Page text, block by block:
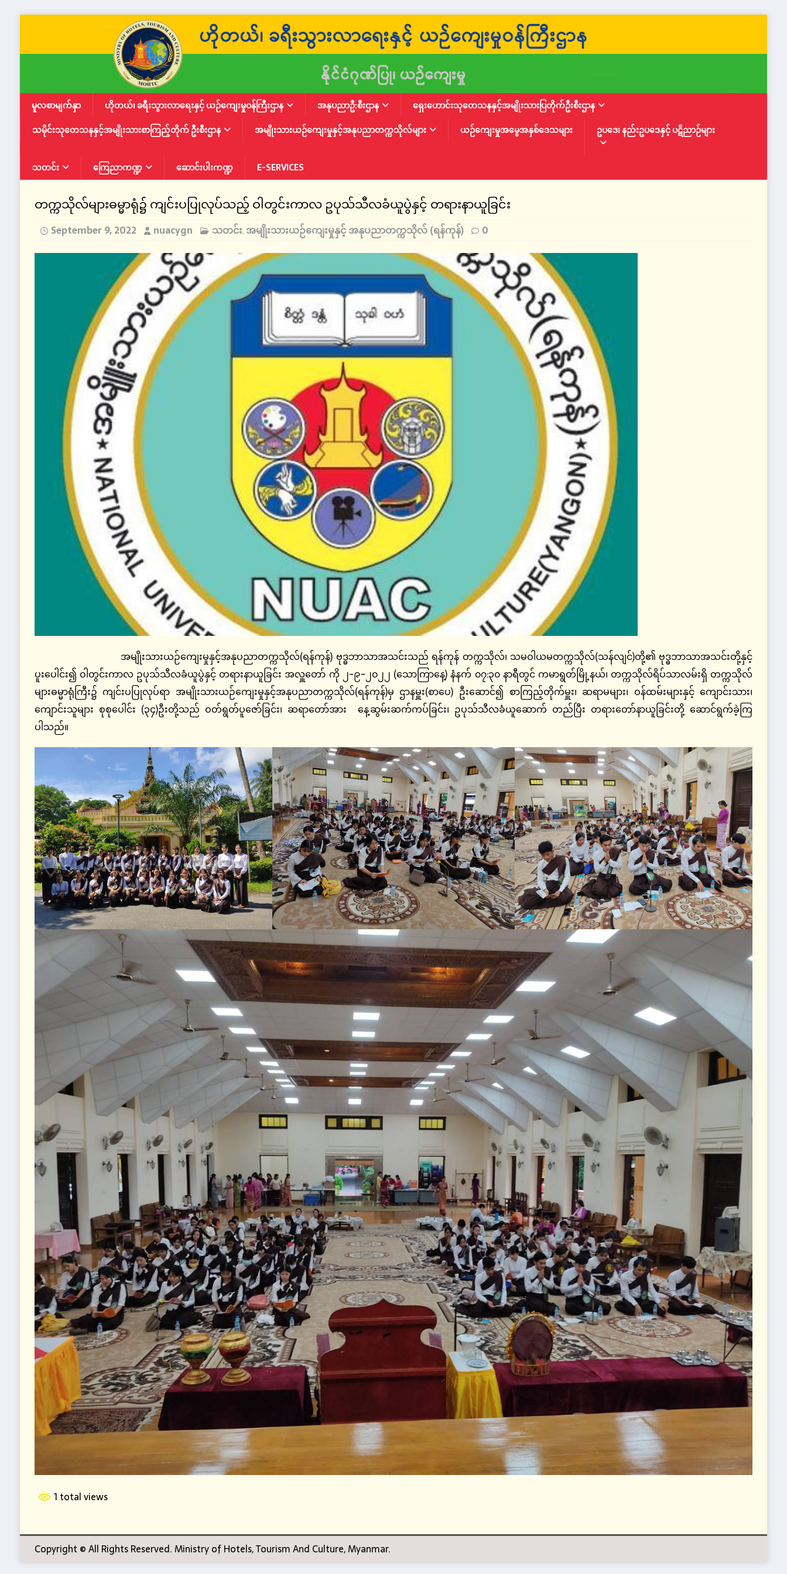
မူလစာမျက်နှာ ဟိုတယ်၊ ခရီးသွားလာရေးနှင့် ယဉ်ကျေးမှုဝန်ကြီးဌာန အနုပညာဦ:စီးဌာန
ရှေးဟောင်းသုတေသနနှင့်အမျိုးသားပြတိုက်ဦးစီးဌာန
သမိုင်းသုတေသနနှင့်အမျိုးသားစာကြည့်တိုက် ဦးစီးဌာန
အမျိုးသားယဉ်ကျေးမှုနှင့်အနုပညာတက္ကသိုလ်များ ယဉ်ကျေးမှုအမွေအနှစ်ဒေသများ ဥပဒေ၊ နည်းဥပဒေနှင့် ပဋိညာဉ်များ
သတင်း ကြေညာကဏ္ဍ ဆောင်းပါးကဏ္ဍ E-SERVICES
တက္ကသိုလ်များဓမ္မာရုံ၌ ကျင်းပပြုလုပ်သည့် ဝါတွင်းကာလ ဥပုသ်သီလခံယူပွဲနှင့် တရားနာယူခြင်း
September 9, 2022 nuacygn သတင်း, အမျိုးသားယဉ်ကျေးမှုနှင့် အနုပညာတက္ကသိုလ် (ရန်ကုန်) 0
အမျိုးသားယဉ်ကျေးမှုနှင့်အနုပညာတက္ကသိုလ်(ရန်ကုန်) ဗုဒ္ဓဘာသာအသင်းသည် ရန်ကုန် တက္ကသိုလ်၊ သမဝါယမတက္ကသိုလ်(သန်လျင်)တို့၏ ဗုဒ္ဓဘာသာအသင်းတို့နှင့်
ပူးပေါင်း၍ ဝါတွင်းကာလ ဥပုသ်သီလခံယူပွဲနှင့် တရားနာယူခြင်း အလှူတော် ကို ၂-၉-၂၀၂၂ (သောကြာနေ့) နံနက် ၀၇:၃၀ နာရီတွင် ကမာရွတ်မြို့နယ်၊ တက္ကသိုလ်ရိပ်သာလမ်းရှိ တက္ကသိုလ်
များဓမ္မာရုံကြီး၌ ကျင်းပပြုလုပ်ရာ အမျိုးသားယဉ်ကျေးမှုနှင့်အနုပညာတက္ကသိုလ်(ရန်ကုန်)မှ ဌာနမှူး(စာပေ) ဦးဆောင်၍ စာကြည့်တိုက်မှူး၊ ဆရာမများ၊ ဝန်ထမ်းများနှင့် ကျောင်းသား၊
ကျောင်းသူများ စုစုပေါင်း (၃၄)ဦးတို့သည် ဝတ်ရွတ်ပူဇော်ခြင်း၊ ဆရာတော်အား နေ့ဆွမ်းဆက်ကပ်ခြင်း၊ ဥပုသ်သီလခံယူဆောက် တည်ပြီး တရားတော်နာယူခြင်းတို့ ဆောင်ရွက်ခဲ့ကြ
ပါသည်။
1 total views
Copyright © All Rights Reserved. Ministry of Hotels, Tourism And Culture, Myanmar.